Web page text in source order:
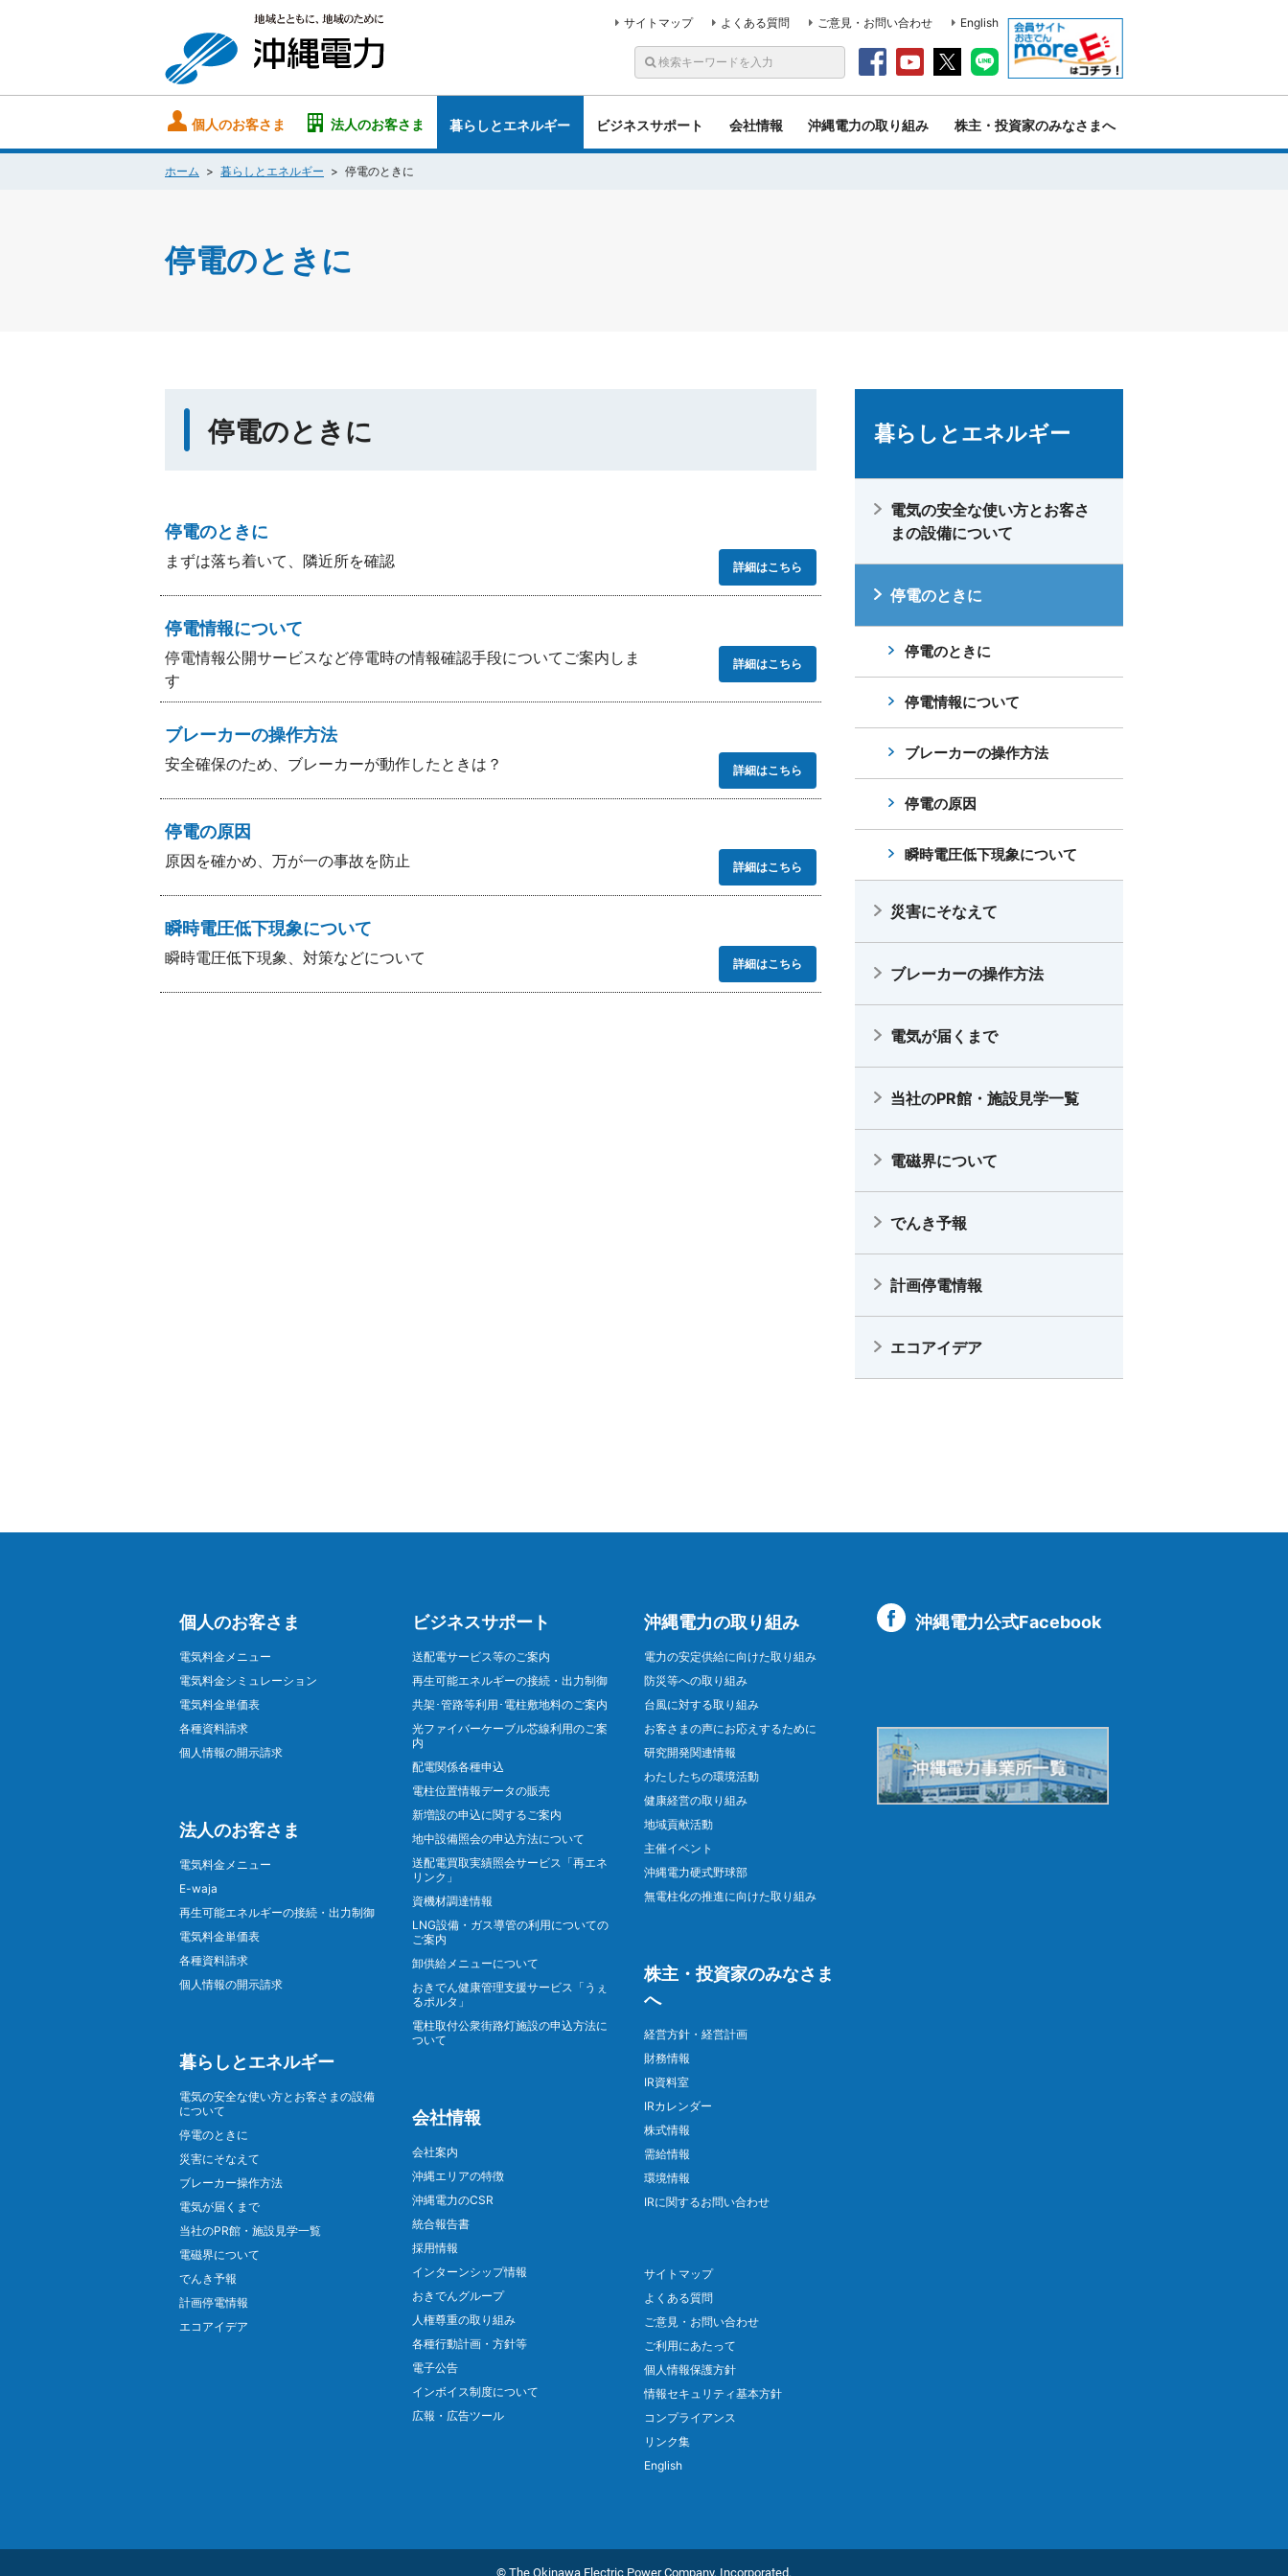
サイトマップ よくある質問 ご意見・お問い合わせ English
個人のお客さま 法人のお客さま 暮らしとエネルギー ビジネスサポート 会社情報 沖縄電力の取り組み 株主・投資家のみなさまへ
ホーム 暮らしとエネルギー 停電のときに
停電のときに
停電のときに
停電のときに
まずは落ち着いて、隣近所を確認 詳細はこちら
停電情報について
停電情報公開サービスなど停電時の情報確認手段についてご案内しま
す
詳細はこちら
ブレーカーの操作方法
安全確保のため、ブレーカーが動作したときは？ 詳細はこちら
停電の原因
原因を確かめ、万が一の事故を防止 詳細はこちら
瞬時電圧低下現象について
瞬時電圧低下現象、対策などについて 詳細はこちら
暮らしとエネルギー
電気の安全な使い方とお客さ
まの設備について
停電のときに
停電のときに
停電情報について
ブレーカーの操作方法
停電の原因
瞬時電圧低下現象について
災害にそなえて
ブレーカーの操作方法
電気が届くまで
当社のPR館・施設見学一覧
電磁界について
でんき予報
計画停電情報
エコアイデア
個人のお客さま
電気料金メニュー
電気料金シミュレーション
電気料金単価表
各種資料請求
個人情報の開示請求
法人のお客さま
電気料金メニュー
E-waja
再生可能エネルギーの接続・出力制御
電気料金単価表
各種資料請求
個人情報の開示請求
暮らしとエネルギー
電気の安全な使い方とお客さまの設備
について
停電のときに
災害にそなえて
ブレーカー操作方法
電気が届くまで
当社のPR館・施設見学一覧
電磁界について
でんき予報
計画停電情報
エコアイデア
ビジネスサポート
送配電サービス等のご案内
再生可能エネルギーの接続・出力制御
共架･管路等利用･電柱敷地料のご案内
光ファイバーケーブル芯線利用のご案
内
配電関係各種申込
電柱位置情報データの販売
新増設の申込に関するご案内
地中設備照会の申込方法について
送配電買取実績照会サービス「再エネ
リンク」
資機材調達情報
LNG設備・ガス導管の利用についての
ご案内
卸供給メニューについて
おきでん健康管理支援サービス「うぇ
るポルタ」
電柱取付公衆街路灯施設の申込方法に
ついて
会社情報
会社案内
沖縄エリアの特徴
沖縄電力のCSR
統合報告書
採用情報
インターンシップ情報
おきでんグループ
人権尊重の取り組み
各種行動計画・方針等
電子公告
インボイス制度について
広報・広告ツール
沖縄電力の取り組み
電力の安定供給に向けた取り組み
防災等への取り組み
台風に対する取り組み
お客さまの声にお応えするために
研究開発関連情報
わたしたちの環境活動
健康経営の取り組み
地域貢献活動
主催イベント
沖縄電力硬式野球部
無電柱化の推進に向けた取り組み
株主・投資家のみなさま
へ
経営方針・経営計画
財務情報
IR資料室
IRカレンダー
株式情報
需給情報
環境情報
IRに関するお問い合わせ
サイトマップ
よくある質問
ご意見・お問い合わせ
ご利用にあたって
個人情報保護方針
情報セキュリティ基本方針
コンプライアンス
リンク集
English
沖縄電力公式Facebook
© The Okinawa Electric Power Company, Incorporated.